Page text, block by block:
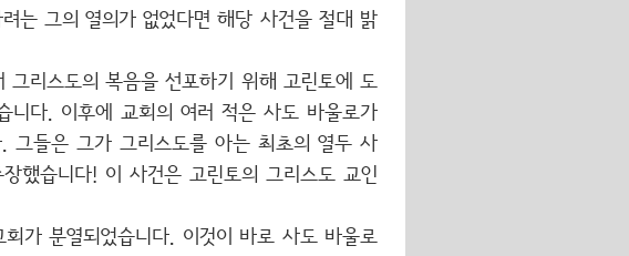
는 그의 열의가 없었다면 해당 사건을 절대 밝
리스도의 복음을 선포하기 위해 고린토에 도
니다. 이후에 교회의 여러 적은 사도 바울로가
그들은 그가 그리스도를 아는 최초의 열두 사
했습니다! 이 사건은 고린토의 그리스도 교인
가 분열되었습니다. 이것이 바로 사도 바울로